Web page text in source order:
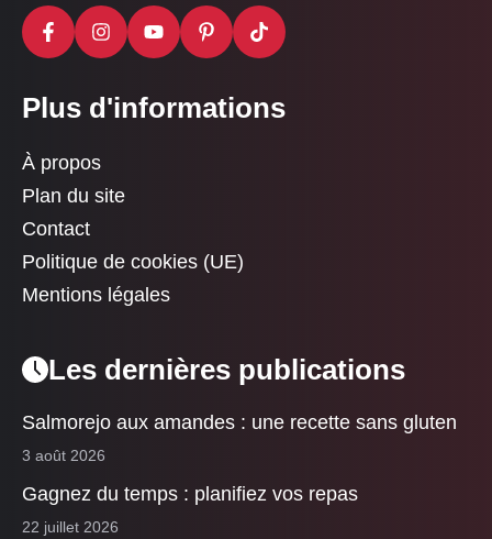
Plus d'informations
À propos
Plan du site
Contact
Politique de cookies (UE)
Mentions légales
Les dernières publications
Salmorejo aux amandes : une recette sans gluten
3 août 2026
Gagnez du temps : planifiez vos repas
22 juillet 2026